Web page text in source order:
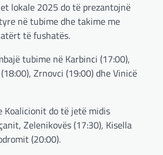
lokale 2025 do të prezantojnë
në tubime dhe takime me
të fushatës.
tubime në Karbinci (17:00),
Zrnovci (19:00) dhe Vinicë
Koalicionit do të jetë midis
Zelenikovës (17:30), Kisella
(20:00).